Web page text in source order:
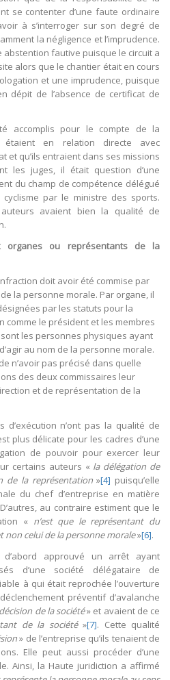
se contenter d’une faute ordinaire
à s’interroger sur son degré de
la négligence et l’imprudence.
abstention fautive puisque le circuit a
alors que le chantier était en cours
et une imprudence, puisque
dépit de l’absence de certificat de
accomplis pour le compte de la
étaient en relation directe avec
et qu’ils entraient dans ses missions
les juges, il était question d’une
du champ de compétence délégué
par le ministre des sports.
avaient bien la qualité de
organes ou représentants de la
doit avoir été commise par
la personne morale. Par organe, il
par les statuts pour la
comme le président et les membres
les personnes physiques ayant
au nom de la personne morale.
n’avoir pas précisé dans quelle
des deux commissaires leur
et de représentation de la
d’exécution n’ont pas la qualité de
plus délicate pour les cadres d’une
de pouvoir pour exercer leur
certains auteurs « la délégation de
de la représentation»[4] puisqu’elle
du chef d’entreprise en matière
au contraire estiment que le
« n’est que le représentant du
non celui de la personne morale»[6].
d’abord approuvé un arrêt ayant
d’une société délégataire de
à qui était reprochée l’ouverture
préventif d’avalanche
de la société» et avaient de ce
de la société»[7]. Cette qualité
» de l’entreprise qu’ils tenaient de
Elle peut aussi procéder d’une
Ainsi, la Haute juridiction a affirmé